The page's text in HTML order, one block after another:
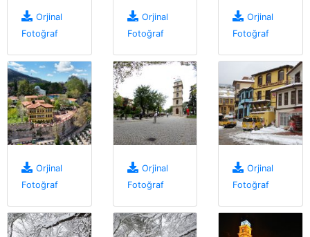
Orjinal
Fotoğraf
Orjinal
Fotoğraf
Orjinal
Fotoğraf
Orjinal
Fotoğraf
Orjinal
Fotoğraf
Orjinal
Fotoğraf